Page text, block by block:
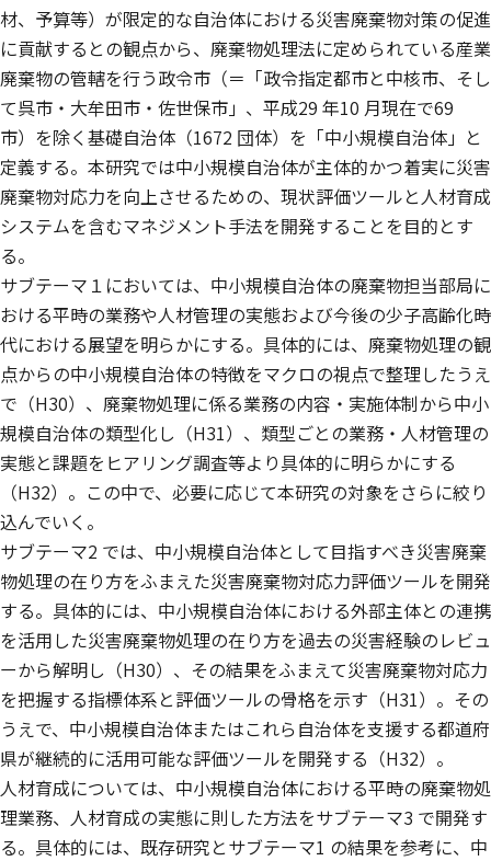
材、予算等）が限定的な自治体における災害廃棄物対策の促進
に貢献するとの観点から、廃棄物処理法に定められている産業
廃棄物の管轄を行う政令市（＝「政令指定都市と中核市、そし
て呉市・大牟田市・佐世保市」、平成29 年10 月現在で69
市）を除く基礎自治体（1672 団体）を「中小規模自治体」と
定義する。本研究では中小規模自治体が主体的かつ着実に災害
廃棄物対応力を向上させるための、現状評価ツールと人材育成
システムを含むマネジメント手法を開発することを目的とす
る。
サブテーマ１においては、中小規模自治体の廃棄物担当部局に
おける平時の業務や人材管理の実態および今後の少子高齢化時
代における展望を明らかにする。具体的には、廃棄物処理の観
点からの中小規模自治体の特徴をマクロの視点で整理したうえ
で（H30）、廃棄物処理に係る業務の内容・実施体制から中小
規模自治体の類型化し（H31）、類型ごとの業務・人材管理の
実態と課題をヒアリング調査等より具体的に明らかにする
（H32）。この中で、必要に応じて本研究の対象をさらに絞り
込んでいく。
サブテーマ2 では、中小規模自治体として目指すべき災害廃棄
物処理の在り方をふまえた災害廃棄物対応力評価ツールを開発
する。具体的には、中小規模自治体における外部主体との連携
を活用した災害廃棄物処理の在り方を過去の災害経験のレビュ
ーから解明し（H30）、その結果をふまえて災害廃棄物対応力
を把握する指標体系と評価ツールの骨格を示す（H31）。その
うえで、中小規模自治体またはこれら自治体を支援する都道府
県が継続的に活用可能な評価ツールを開発する（H32）。
人材育成については、中小規模自治体における平時の廃棄物処
理業務、人材育成の実態に則した方法をサブテーマ3 で開発す
る。具体的には、既存研究とサブテーマ1 の結果を参考に、中